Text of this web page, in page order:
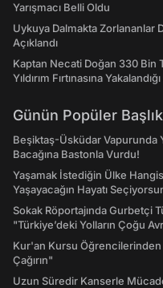
Yarışmacı Belli Oldu
Uykuya Dalmakta Zorlananlar
Açıklandı
Kaptan Necati Doğan 330 Bin
Yıldırım Fırtınasına
Günün Popüler
Beşiktaş-Üsküdar Vapurunda
Bacağına Bastonla Vurdu!
Yaşamak İstediğin Ülke
Yaşayacağın Hayatı
Sokak Röportajında Gurbetçi
"Türkiye’deki Yolların Çoğu
Kur'an Kursu Öğrencilerinden
Çağırın"
Uzun Süredir Kanserle